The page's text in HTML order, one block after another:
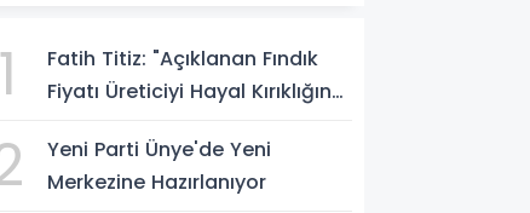
1
Fatih Titiz: "Açıklanan Fındık
Fiyatı Üreticiyi Hayal Kırıklığına
Yeni Parti Ünye'de Yeni
Merkezine Hazırlanıyor